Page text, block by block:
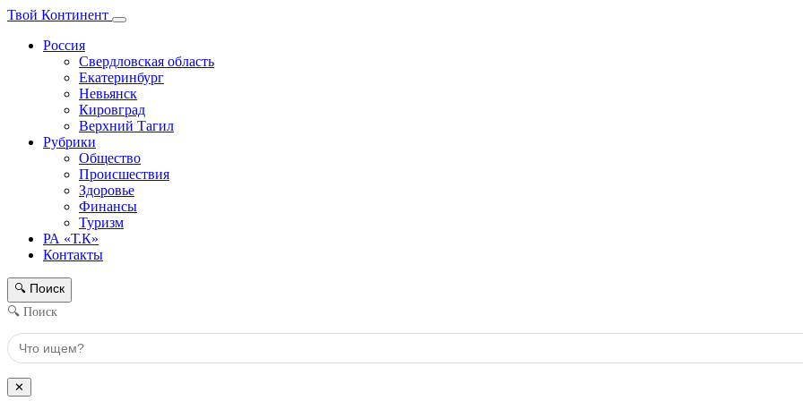
Твой Континент
Россия
Свердловская область
Екатеринбург
Невьянск
Кировград
Верхний Тагил
Рубрики
Общество
Происшествия
Здоровье
Финансы
Туризм
РА «Т.К»
Контакты
🔍 Поиск
🔍 Поиск
✕